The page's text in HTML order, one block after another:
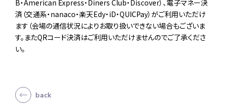
B・American Express・Diners Club・Discover）、電子マネー決
済（交通系・nanaco・楽天Edy・iD・QUICPay）がご利用いただけ
ます（会場の通信状況によりお取り扱いできない場合もございま
す。またQRコード決済はご利用いただけませんのでご了承くださ
い。
back